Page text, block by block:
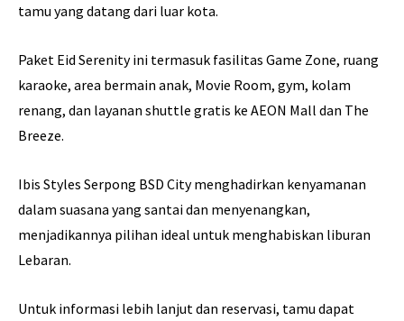
tamu yang datang dari luar kota.
Paket Eid Serenity ini termasuk fasilitas Game Zone, ruang
karaoke, area bermain anak, Movie Room, gym, kolam
renang, dan layanan shuttle gratis ke AEON Mall dan The
Breeze.
Ibis Styles Serpong BSD City menghadirkan kenyamanan
dalam suasana yang santai dan menyenangkan,
menjadikannya pilihan ideal untuk menghabiskan liburan
Lebaran.
Untuk informasi lebih lanjut dan reservasi, tamu dapat